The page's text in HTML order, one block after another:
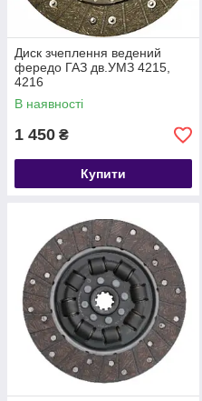
Диск зчеплення ведений
фередо ГАЗ дв.УМЗ 4215,
4216
В наявності
1 450 ₴
Купити